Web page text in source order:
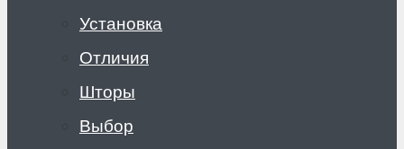
Установка
Отличия
Шторы
Выбор